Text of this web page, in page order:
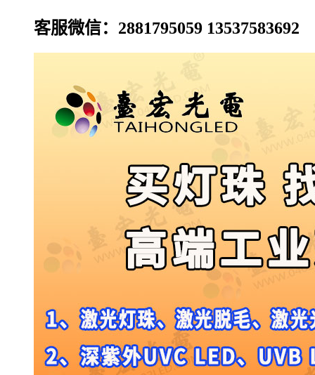
客服微信：2881795059 13537583692